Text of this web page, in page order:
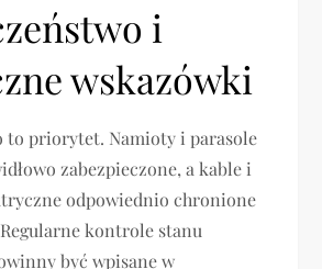
i
wskazówki
to priorytet. Namioty i parasole
zabezpieczone, a kable i
odpowiednio chronione
kontrole stanu
być wpisane w